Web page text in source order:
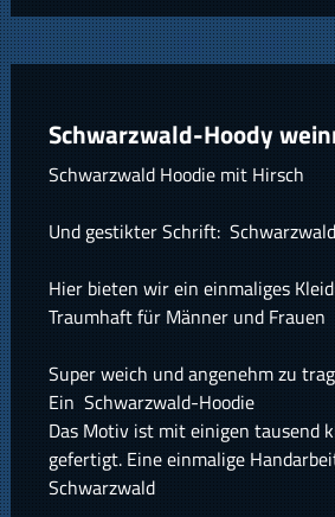
Schwarzwald-Hoody
Schwarzwald Hoodie mit Hirsch
Und gestikter Schrift: Schwarzwald
Hier bieten wir ein einmaliges
Traumhaft für Männer und Frauen
Super weich und angenehm zu
Ein Schwarzwald-Hoodie
Das Motiv ist mit einigen tausend
gefertigt. Eine einmalige
Schwarzwald